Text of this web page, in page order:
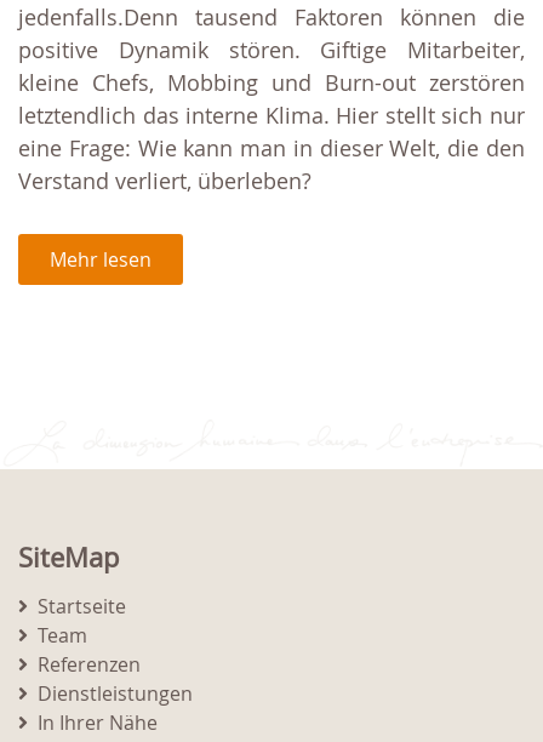
jedenfalls.Denn tausend Faktoren können die
positive Dynamik stören. Giftige Mitarbeiter,
kleine Chefs, Mobbing und Burn-out zerstören
letztendlich das interne Klima. Hier stellt sich nur
eine Frage: Wie kann man in dieser Welt, die den
Verstand verliert, überleben?
Mehr lesen
SiteMap
Startseite
Team
Referenzen
Dienstleistungen
In Ihrer Nähe